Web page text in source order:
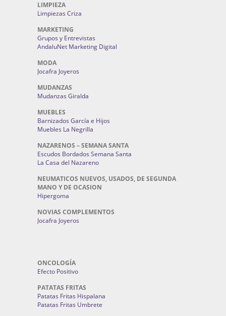
LIMPIEZA
Limpiezas Criza
MARKETING
Grupos y Entrevistas
AndaluNet Marketing Digital
MODA
Jocafra Joyeros
MUDANZAS
Mudanzas Giralda
MUEBLES
Barnizados García e Hijos
Muebles La Negrilla
NAZARENOS – SEMANA SANTA
Escudos Bordados Semana Santa
La Casa del Nazareno
NEUMATICOS NUEVOS, USADOS, DE SEGUNDA
MANO Y DE OCASION
Hipergoma
NOVIAS COMPLEMENTOS
Jocafra Joyeros
ONCOLOGÍA
Efecto Positivo
PATATAS FRITAS
Patatas Fritas Hispalana
Patatas Fritas Umbrete